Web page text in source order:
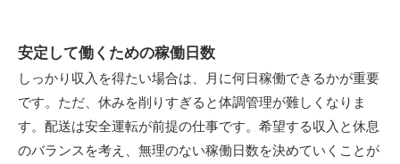
安定して働くための稼働日数
しっかり収入を得たい場合は、月に何日稼働できるかが重要
です。ただ、休みを削りすぎると体調管理が難しくなりま
す。配送は安全運転が前提の仕事です。希望する収入と休息
のバランスを考え、無理のない稼働日数を決めていくことが